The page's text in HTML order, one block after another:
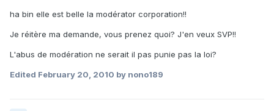
ha bin elle est belle la modérator corporation!!
Je réitère ma demande, vous prenez quoi? J'en veux SVP!!
L'abus de modération ne serait il pas punie pas la loi?
Edited February 20, 2010 by nono189